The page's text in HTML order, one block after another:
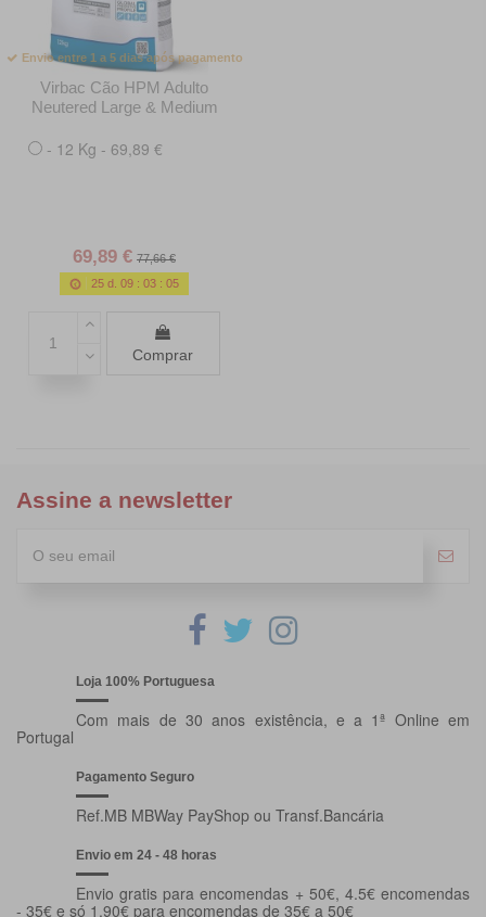
Envio entre 1 a 5 dias após pagamento
Virbac Cão HPM Adulto
Neutered Large & Medium
- 12 Kg - 69,89 €
69,89 € 77,66 €
25 d. 09 :03 :04
Comprar
Assine a newsletter
Loja 100% Portuguesa
Com mais de 30 anos existência, e a 1ª Online em
Portugal
Pagamento Seguro
Ref.MB MBWay PayShop ou Transf.Bancária
Envio em 24 - 48 horas
Envio gratis para encomendas + 50€, 4.5€ encomendas
- 35€ e só 1.90€ para encomendas de 35€ a 50€